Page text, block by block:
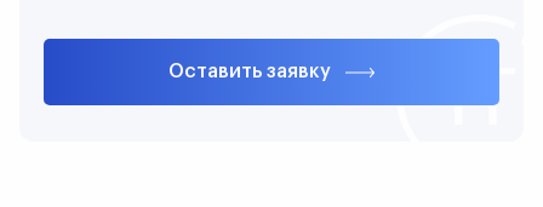
Оставить заявку